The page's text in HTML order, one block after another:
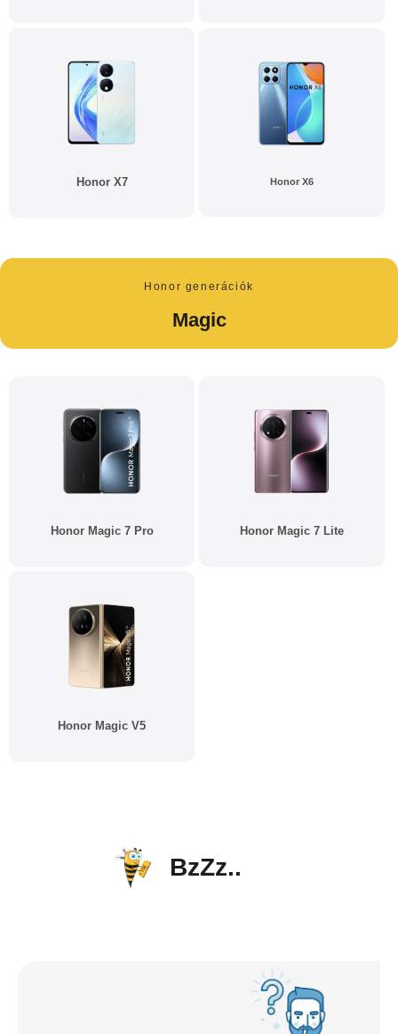
Honor X7 Honor X6
Honor generációk
Magic
Honor Magic 7 Pro Honor Magic 7 Lite
Honor Magic V5
BzZz..